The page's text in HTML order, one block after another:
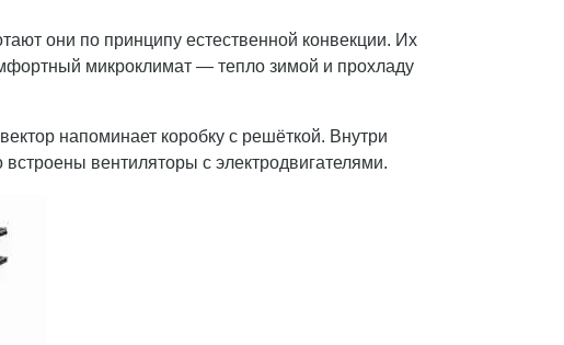
они по принципу естественной конвекции. Их
микроклимат — тепло зимой и прохладу
напоминает коробку с решёткой. Внутри
вентиляторы с электродвигателями.